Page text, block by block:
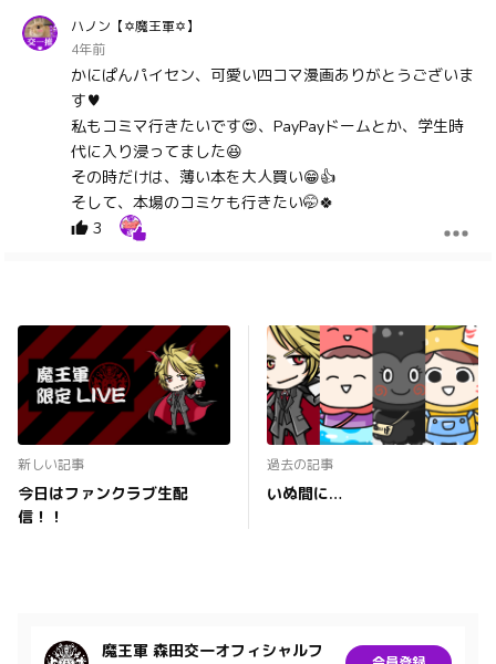
ハノン【✡魔王軍✡】
4年前
かにぱんパイセン、可愛い四コマ漫画ありがとうございま
す♥
私もコミマ行きたいです😍、PayPayドームとか、学生時
代に入り浸ってました😆
その時だけは、薄い本を大人買い😁👍
そして、本場のコミケも行きたい🤭🍀
3
かにぱんさん 新作ありがとうございます🦀
１コマ目のこぎつねまるさんのセリフが…(字が小さくて)
読めない🤣すごく伝わります
コミマ…最寄り駅のダッシュに遭遇することしばしば😱あ
れは怖い😱走っちゃいけませんよ〜
新しい記事
今日はファンクラブ生配
信！！
過去の記事
いぬ間に…
魔王軍 森田交一オフィシャルフ